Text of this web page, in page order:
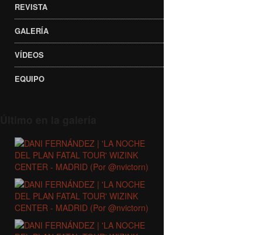
REVISTA
GALERÍA
VÍDEOS
EQUIPO